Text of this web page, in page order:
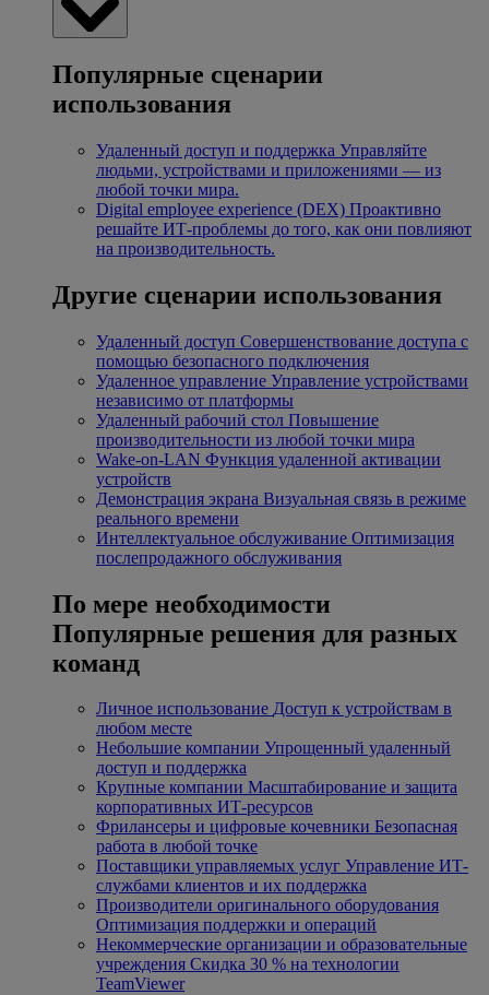
Популярные сценарии
использования
Удаленный доступ и поддержка Управляйте
людьми, устройствами и приложениями — из
любой точки мира.
Digital employee experience (DEX) Проактивно
решайте ИТ-проблемы до того, как они повлияют
на производительность.
Другие сценарии использования
Удаленный доступ Совершенствование доступа с
помощью безопасного подключения
Удаленное управление Управление устройствами
независимо от платформы
Удаленный рабочий стол Повышение
производительности из любой точки мира
Wake-on-LAN Функция удаленной активации
устройств
Демонстрация экрана Визуальная связь в режиме
реального времени
Интеллектуальное обслуживание Оптимизация
послепродажного обслуживания
По мере необходимости
Популярные решения для разных
команд
Личное использование Доступ к устройствам в
любом месте
Небольшие компании Упрощенный удаленный
доступ и поддержка
Крупные компании Масштабирование и защита
корпоративных ИТ-ресурсов
Фрилансеры и цифровые кочевники Безопасная
работа в любой точке
Поставщики управляемых услуг Управление ИТ-
службами клиентов и их поддержка
Производители оригинального оборудования
Оптимизация поддержки и операций
Некоммерческие организации и образовательные
учреждения Скидка 30 % на технологии
TeamViewer